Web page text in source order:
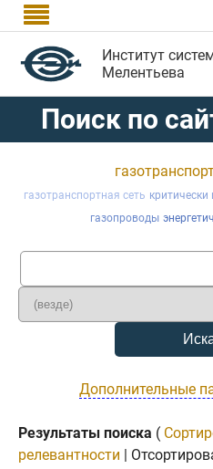

Институт
Мелентьева
Поиск по
газотранспортная сеть
газопроводы
Дополнительные
Результаты поиска (
релевантности |